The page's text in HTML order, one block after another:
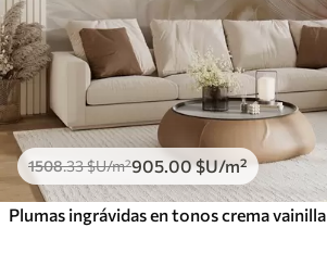
1508.33$U/m²905.00$U/m²
Plumas ingrávidas en tonos crema vainilla